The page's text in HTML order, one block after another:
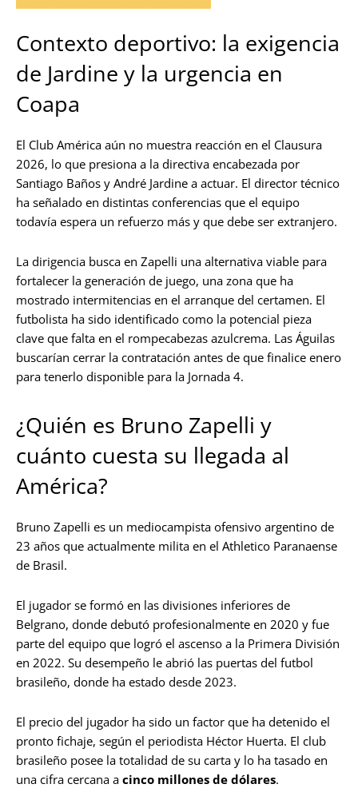
Contexto deportivo: la exigencia
de Jardine y la urgencia en
Coapa
El Club América aún no muestra reacción en el Clausura
2026, lo que presiona a la directiva encabezada por
Santiago Baños y André Jardine a actuar. El director técnico
ha señalado en distintas conferencias que el equipo
todavía espera un refuerzo más y que debe ser extranjero.
La dirigencia busca en Zapelli una alternativa viable para
fortalecer la generación de juego, una zona que ha
mostrado intermitencias en el arranque del certamen. El
futbolista ha sido identificado como la potencial pieza
clave que falta en el rompecabezas azulcrema. Las Águilas
buscarían cerrar la contratación antes de que finalice enero
para tenerlo disponible para la Jornada 4.
¿Quién es Bruno Zapelli y
cuánto cuesta su llegada al
América?
Bruno Zapelli es un mediocampista ofensivo argentino de
23 años que actualmente milita en el Athletico Paranaense
de Brasil.
El jugador se formó en las divisiones inferiores de
Belgrano, donde debutó profesionalmente en 2020 y fue
parte del equipo que logró el ascenso a la Primera División
en 2022. Su desempeño le abrió las puertas del futbol
brasileño, donde ha estado desde 2023.
El precio del jugador ha sido un factor que ha detenido el
pronto fichaje, según el periodista Héctor Huerta. El club
brasileño posee la totalidad de su carta y lo ha tasado en
una cifra cercana a cinco millones de dólares.